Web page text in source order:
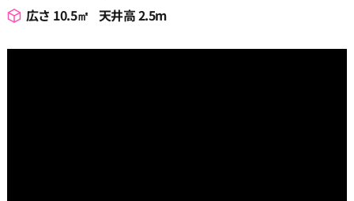
広さ 10.5㎡ 天井高 2.5m